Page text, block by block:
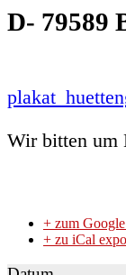
D- 79589
Wir bitten um
+ zum
+ zu iCal